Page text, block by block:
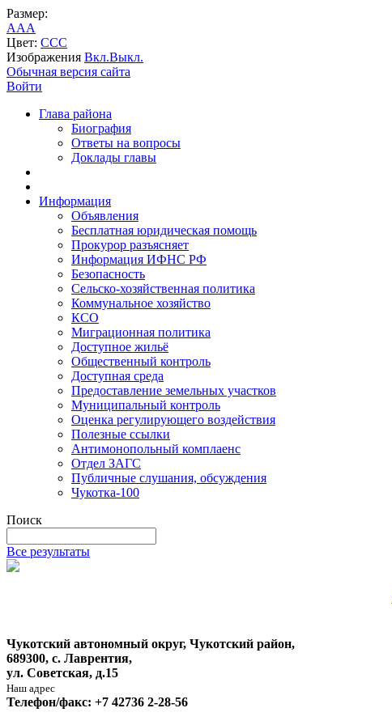
Размер:
AAA
Цвет: CCC
Изображения Вкл.Выкл.
Обычная версия сайта
Войти
Глава района
Биография
Ответы на вопросы
Доклады главы
Информация
Объявления
Бесплатная юридическая помощь
Прокурор разъясняет
Информация ИФНС РФ
Безопасность
Сельско-хозяйственная политика
Коммунальное хозяйство
КСО
Миграционная политика
Доступное жильё
Общественный контроль
Доступная среда
Предоставление земельных участков
Муниципальный контроль
Оценка регулирующего воздействия
Полезные ссылки
Антимонопольный комплаенс
Отдел ЗАГС
Публичные слушания, обсуждения
Чукотка-100
Поиск
Все результаты
Чукотский автономный округ, Чукотский район,
689300, с. Лаврентия,
ул. Советская, д.15
Наш адрес
Телефон/факс: +7 42736 2-28-56